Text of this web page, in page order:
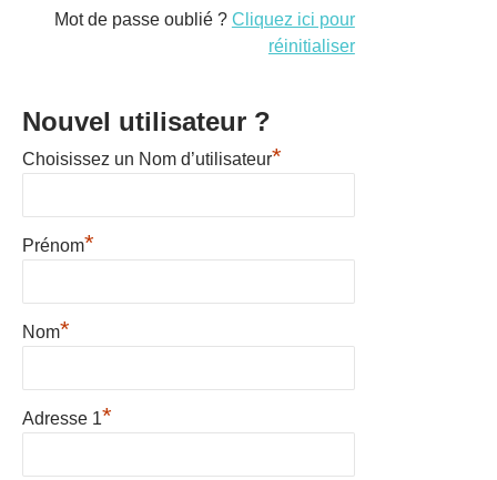
Mot de passe oublié ? Cliquez ici pour
réinitialiser
Nouvel utilisateur ?
Choisissez un Nom d’utilisateur*
Prénom*
Nom*
Adresse 1*